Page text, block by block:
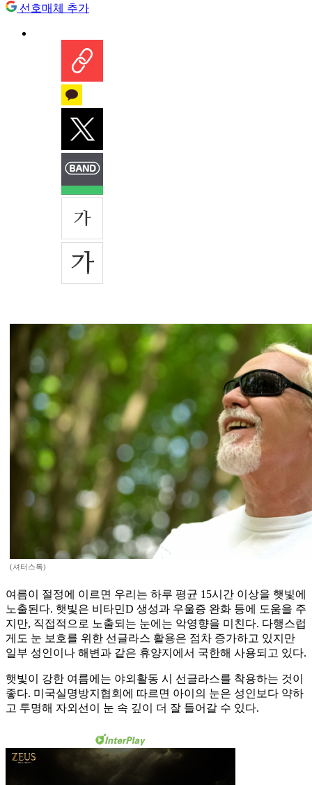
선호매체 추가
(셔터스톡)
여름이 절정에 이르면 우리는 하루 평균 15시간 이상을 햇빛에
노출된다. 햇빛은 비타민D 생성과 우울증 완화 등에 도움을 주
지만, 직접적으로 노출되는 눈에는 악영향을 미친다. 다행스럽
게도 눈 보호를 위한 선글라스 활용은 점차 증가하고 있지만
일부 성인이나 해변과 같은 휴양지에서 국한해 사용되고 있다.
햇빛이 강한 여름에는 야외활동 시 선글라스를 착용하는 것이
좋다. 미국실명방지협회에 따르면 아이의 눈은 성인보다 약하
고 투명해 자외선이 눈 속 깊이 더 잘 들어갈 수 있다.